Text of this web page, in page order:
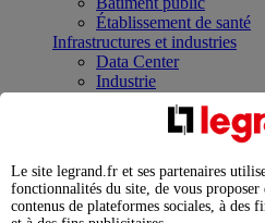
Établissement de santé
Infrastructures et industries
Data Center
Industrie
Infrastructures
Contrôler et planifier le
Répartir et optimiser
Legrand Data Center
expertises au service de
Le site legrand.fr et ses partenaires
fonctionnalités du site, de vous proposer
contenus de plateformes sociales, à des